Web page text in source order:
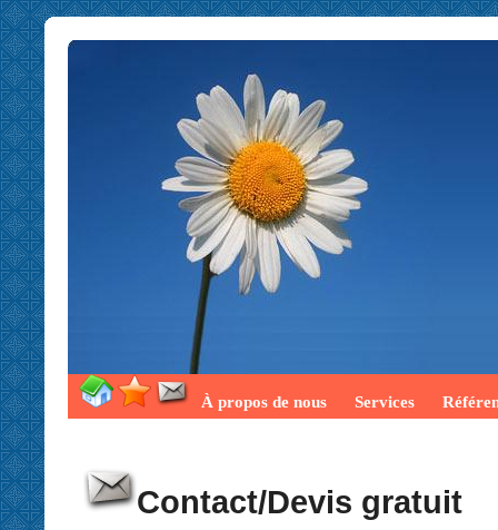
À propos de nous Services
Contact/Devis gratuit